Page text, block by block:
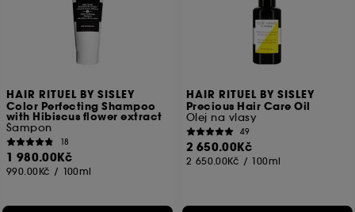
HAIR RITUEL BY SISLEY
Color Perfecting Shampoo
with Hibiscus flower extract
Šampon
18
1 980.00Kč
990.00Kč / 100ml
HAIR RITUEL BY SISLEY
Precious Hair Care Oil
Olej na vlasy
49
2 650.00Kč
2 650.00Kč / 100ml